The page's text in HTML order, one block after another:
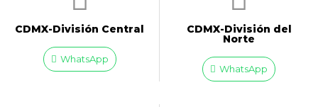
CDMX-División Central
WhatsApp
CDMX-División del
Norte
WhatsApp